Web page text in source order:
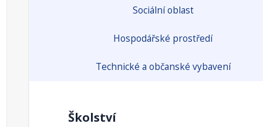
Sociální oblast
Hospodářské prostředí
Technické a občanské vybavení
Školství